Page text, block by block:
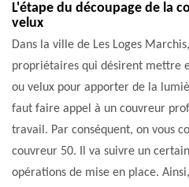
L'étape du découpage de la
velux
Dans la ville de Les Loges
propriétaires qui désirent mettre
ou velux pour apporter de la
faut faire appel à un couvreur
travail. Par conséquent, on vous
couvreur 50. Il va suivre un
opérations de mise en place.